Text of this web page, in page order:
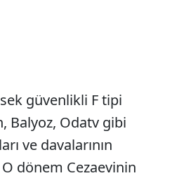
güvenlikli F tipi
Balyoz, Odatv gibi
ve davalarının
dönem Cezaevinin